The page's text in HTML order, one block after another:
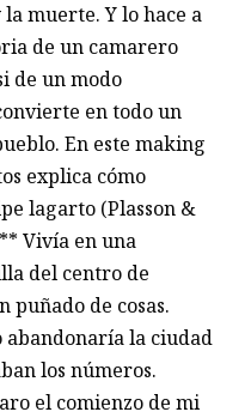
muerte. Y lo hace a
de un camarero
de un modo
en todo un
En este making
explica cómo
lagarto (Plasson &
Vivía en una
del centro de
puñado de cosas.
abandonaría la ciudad
los números.
el comienzo de mi